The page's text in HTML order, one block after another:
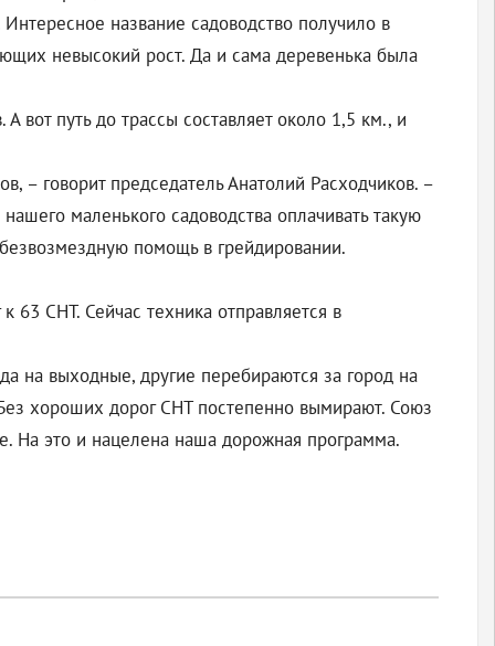
название садоводство получило в
невысокий рост. Да и сама деревенька была
вот путь до трассы составляет около 1,5 км., и
– говорит председатель Анатолий Расходчиков. –
маленького садоводства оплачивать такую
помощь в грейдировании.
СНТ. Сейчас техника отправляется в
на выходные, другие перебираются за город на
хороших дорог СНТ постепенно вымирают. Союз
На это и нацелена наша дорожная программа.